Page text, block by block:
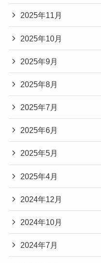
2025年11月
2025年10月
2025年9月
2025年8月
2025年7月
2025年6月
2025年5月
2025年4月
2024年12月
2024年10月
2024年7月